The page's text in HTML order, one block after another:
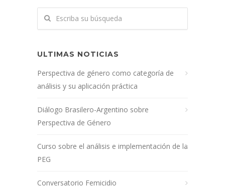
ULTIMAS NOTICIAS
Perspectiva de género como categoría de
análisis y su aplicación práctica
Diálogo Brasilero-Argentino sobre
Perspectiva de Género
Curso sobre el análisis e implementación de la
PEG
Conversatorio Femicidio